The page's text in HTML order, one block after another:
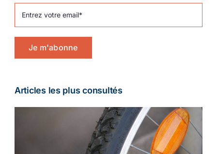
Je m'abonne
Articles les plus consultés